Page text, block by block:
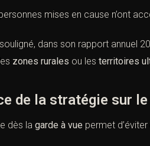
mises en cause n’ont
dans son rapport annuel
zones rurales ou les territoires
la stratégie sur le
dès la garde à vue permet d’éviter